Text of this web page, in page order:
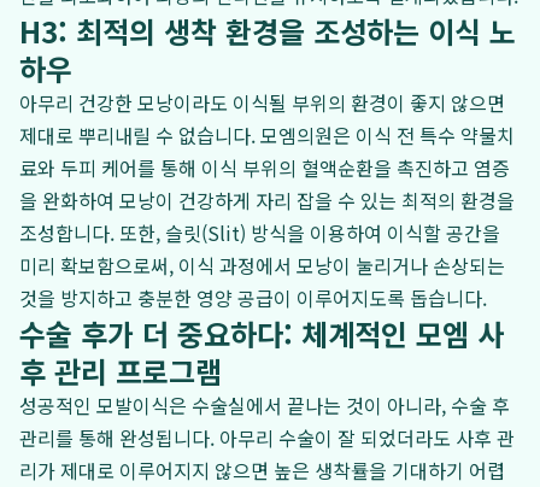
H3: 최적의 생착 환경을 조성하는 이식 노
하우
아무리 건강한 모낭이라도 이식될 부위의 환경이 좋지 않으면
제대로 뿌리내릴 수 없습니다. 모엠의원은 이식 전 특수 약물치
료와 두피 케어를 통해 이식 부위의 혈액순환을 촉진하고 염증
을 완화하여 모낭이 건강하게 자리 잡을 수 있는 최적의 환경을
조성합니다. 또한, 슬릿(Slit) 방식을 이용하여 이식할 공간을
미리 확보함으로써, 이식 과정에서 모낭이 눌리거나 손상되는
것을 방지하고 충분한 영양 공급이 이루어지도록 돕습니다.
수술 후가 더 중요하다: 체계적인 모엠 사
후 관리 프로그램
성공적인 모발이식은 수술실에서 끝나는 것이 아니라, 수술 후
관리를 통해 완성됩니다. 아무리 수술이 잘 되었더라도 사후 관
리가 제대로 이루어지지 않으면 높은 생착률을 기대하기 어렵